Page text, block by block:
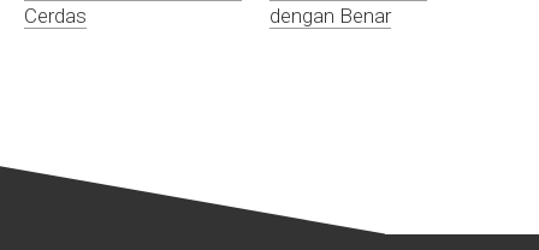
Cerdas
dengan Benar